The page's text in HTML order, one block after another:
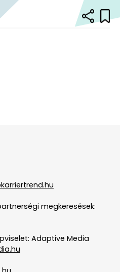
megkeresések:
Adaptive Media